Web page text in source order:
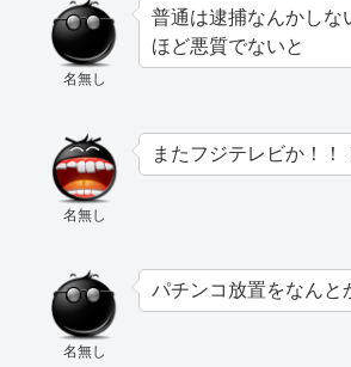
名無し
普通は逮捕なんかしな
ほど悪質でないと
名無し
またフジテレビか！！
名無し
パチンコ放置をなんと